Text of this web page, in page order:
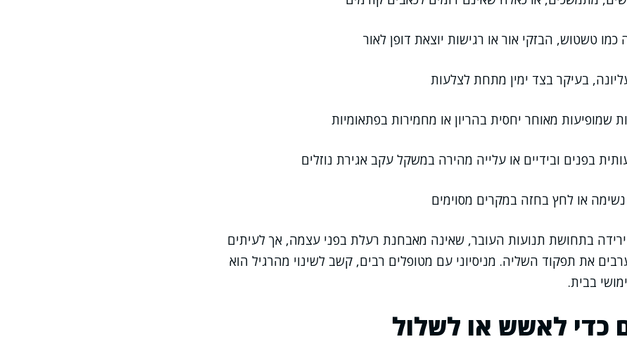
כמו טשטוש, הבזקי אור או רגישות יוצאת דופן לאור
בעיקר בצד ימין מתחת לצלעות
שמופיעות מאוחר יחסית בהריון או מחמירות בפתאומיות
בפנים ובידיים או עלייה מהירה במשקל עקב אגירת נוזלים
או לחץ בחזה במקרים מסוימים
ירידה בתחושת תנועות העובר, שאינה מאבחנת רעלת בפני עצמה, אך לעיתים
את תפקוד השליה. מניסיוני עם מטופלים רבים, קשב לשינוי מהרגיל הוא
בבית.
כדי לאשש או לשלול